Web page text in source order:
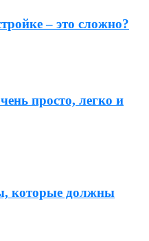
– это сложно?
просто, легко и
которые должны